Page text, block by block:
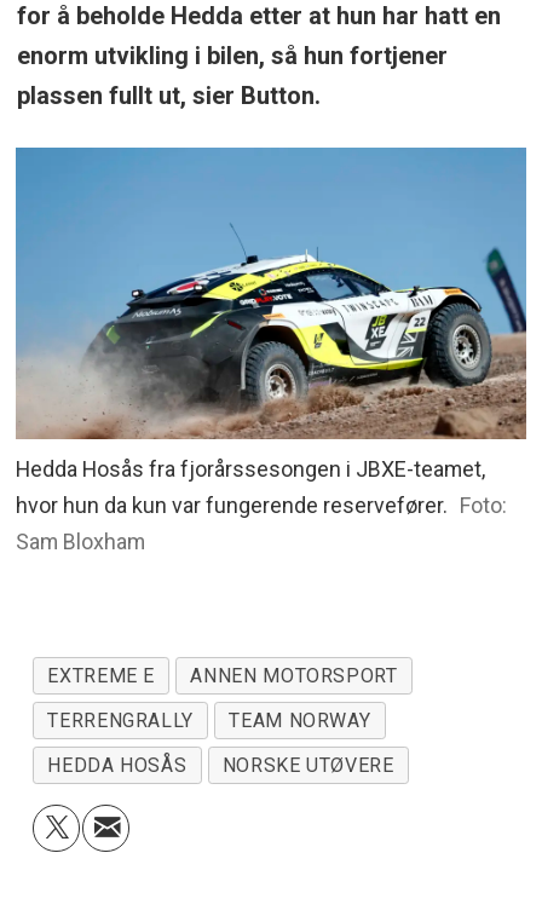
for å beholde Hedda etter at hun har hatt en
enorm utvikling i bilen, så hun fortjener
plassen fullt ut, sier Button.
Hedda Hosås fra fjorårssesongen i JBXE-teamet,
hvor hun da kun var fungerende reservefører. Foto:
Sam Bloxham
EXTREME E
ANNEN MOTORSPORT
TERRENGRALLY
TEAM NORWAY
HEDDA HOSÅS
NORSKE UTØVERE